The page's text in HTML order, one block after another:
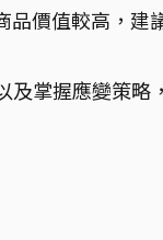
品價值較高，建
掌握應變策略，